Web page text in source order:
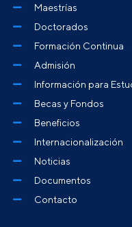
Maestrías
Doctorados
Formación Continua
Admisión
Información para
Becas y Fondos
Beneficios
Internacionalización
Noticias
Documentos
Contacto